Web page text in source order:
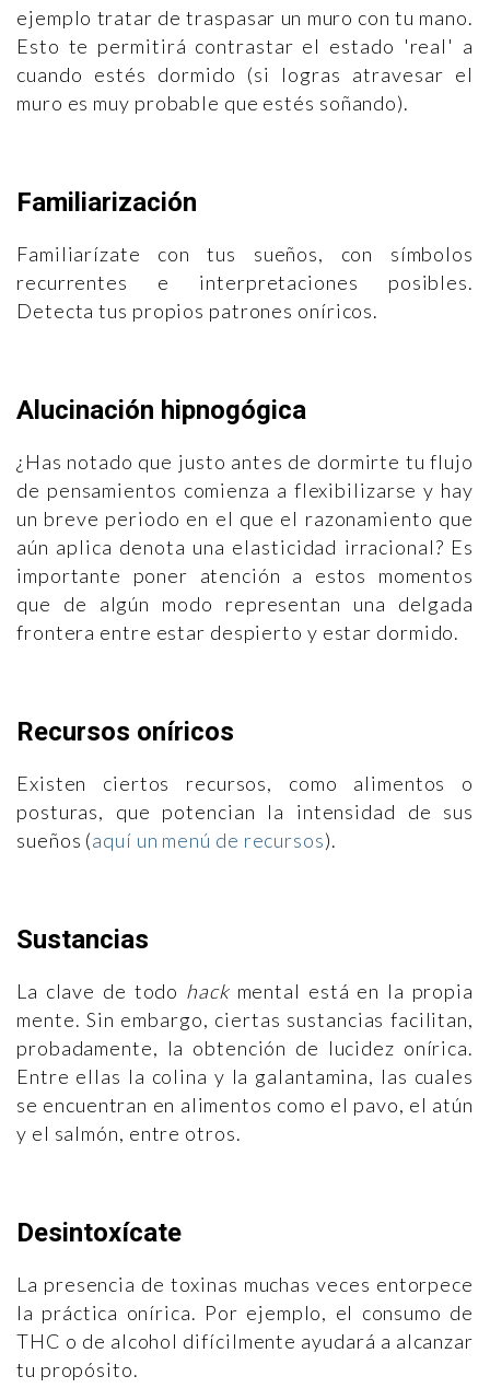
ejemplo tratar de traspasar un muro con tu mano.
Esto te permitirá contrastar el estado 'real' a
cuando estés dormido (si logras atravesar el
muro es muy probable que estés soñando).
Familiarización
Familiarízate con tus sueños, con símbolos
recurrentes e interpretaciones posibles.
Detecta tus propios patrones oníricos.
Alucinación hipnogógica
¿Has notado que justo antes de dormirte tu flujo
de pensamientos comienza a flexibilizarse y hay
un breve periodo en el que el razonamiento que
aún aplica denota una elasticidad irracional? Es
importante poner atención a estos momentos
que de algún modo representan una delgada
frontera entre estar despierto y estar dormido.
Recursos oníricos
Existen ciertos recursos, como alimentos o
posturas, que potencian la intensidad de sus
sueños (aquí un menú de recursos).
Sustancias
La clave de todo hackmental está en la propia
mente. Sin embargo, ciertas sustancias facilitan,
probadamente, la obtención de lucidez onírica.
Entre ellas la colina y la galantamina, las cuales
se encuentran en alimentos como el pavo, el atún
y el salmón, entre otros.
Desintoxícate
La presencia de toxinas muchas veces entorpece
la práctica onírica. Por ejemplo, el consumo de
THC o de alcohol difícilmente ayudará a alcanzar
tu propósito.